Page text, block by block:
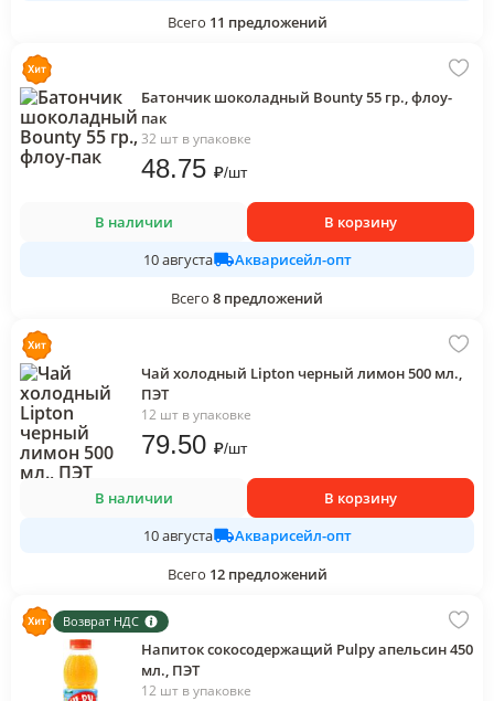
Всего 11 предложений
Батончик шоколадный Bounty 55 гр., флоу-
пак
32 шт в упаковке
48.75 ₽/шт
В наличии
В корзину
10 августа
Акварисейл-опт
Всего 8 предложений
Чай холодный Lipton черный лимон 500 мл.,
ПЭТ
12 шт в упаковке
79.50 ₽/шт
В наличии
В корзину
10 августа
Акварисейл-опт
Всего 12 предложений
Возврат НДС
Напиток сокосодержащий Pulpy апельсин 450
мл., ПЭТ
12 шт в упаковке